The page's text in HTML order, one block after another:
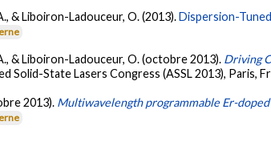
& Liboiron-Ladouceur, O. (2013).Dispersion-
& Liboiron-Ladouceur, O. (octobre 2013). Driving
Solid-State Lasers Congress (ASSL 2013), Paris,
2013). Multiwavelength programmable Er-